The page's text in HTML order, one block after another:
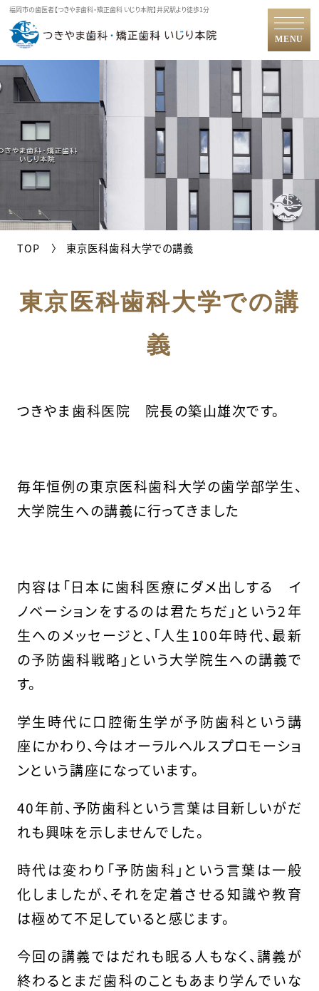
福岡市の歯医者【つきやま歯科・矯正歯科 いじり本院】井尻駅より徒歩1分
TOP 東京医科歯科大学での講義
東京医科歯科大学での講
義
つきやま歯科医院 院長の築山雄次です。
毎年恒例の東京医科歯科大学の歯学部学生、
大学院生への講義に行ってきました
内容は「日本に歯科医療にダメ出しする イ
ノベーションをするのは君たちだ」という2年
生へのメッセージと、「人生100年時代、最新
の予防歯科戦略」という大学院生への講義で
す。
学生時代に口腔衛生学が予防歯科という講
座にかわり、今はオーラルヘルスプロモーショ
ンという講座になっています。
40年前、予防歯科という言葉は目新しいがだ
れも興味を示しませんでした。
時代は変わり「予防歯科」という言葉は一般
化しましたが、それを定着させる知識や教育
は極めて不足していると感じます。
今回の講義ではだれも眠る人もなく、講義が
終わるとまだ歯科のこともあまり学んでいな
MENU